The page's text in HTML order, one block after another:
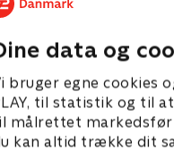
data og
bruger egne cookies
til statistik og til
målrettet
kan altid trække dit
at gå i panik.